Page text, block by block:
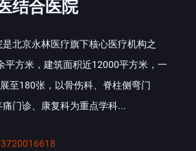
结合医院
北京永林医疗旗下核心医疗机构之
平方米，建筑面积近12000平方米，一
至180张，以骨伤科、脊柱侧弯门
门诊、康复科为重点学科...